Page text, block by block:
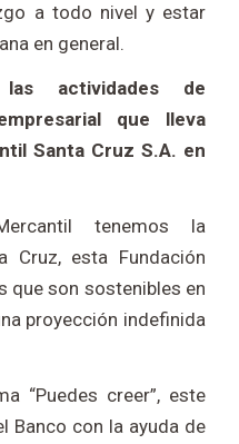
a todo nivel y estar
en general.
actividades de
que lleva
Santa Cruz S.A. en
tenemos la
Cruz, esta Fundación
que son sostenibles en
proyección indefinida
“Puedes creer”, este
Banco con la ayuda de